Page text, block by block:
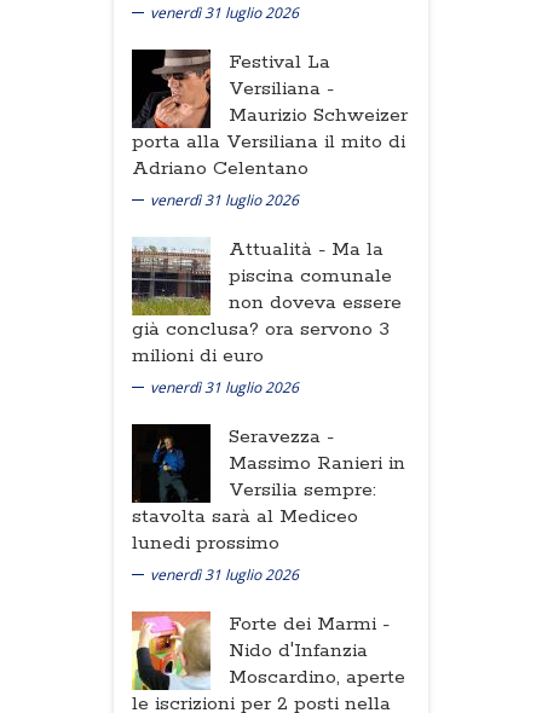
venerdì 31 luglio 2026
Festival La
Versiliana -
Maurizio Schweizer
porta alla Versiliana il mito di
Adriano Celentano
venerdì 31 luglio 2026
Attualità - Ma la
piscina comunale
non doveva essere
già conclusa? ora servono 3
milioni di euro
venerdì 31 luglio 2026
Seravezza -
Massimo Ranieri in
Versilia sempre:
stavolta sarà al Mediceo
lunedi prossimo
venerdì 31 luglio 2026
Forte dei Marmi -
Nido d'Infanzia
Moscardino, aperte
le iscrizioni per 2 posti nella